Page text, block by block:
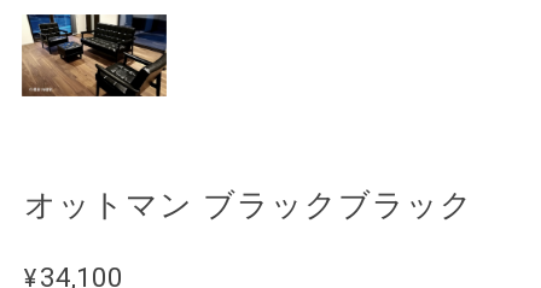
オットマン ブラックブラック
¥34,100